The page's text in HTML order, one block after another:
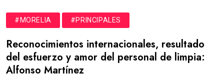
#MORELIA #PRINCIPALES
Reconocimientos internacionales, resultado
del esfuerzo y amor del personal de limpia:
Alfonso Martínez